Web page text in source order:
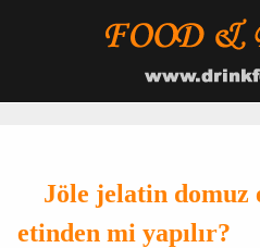
Jöle jelatin domuz
etinden mi yapılır?